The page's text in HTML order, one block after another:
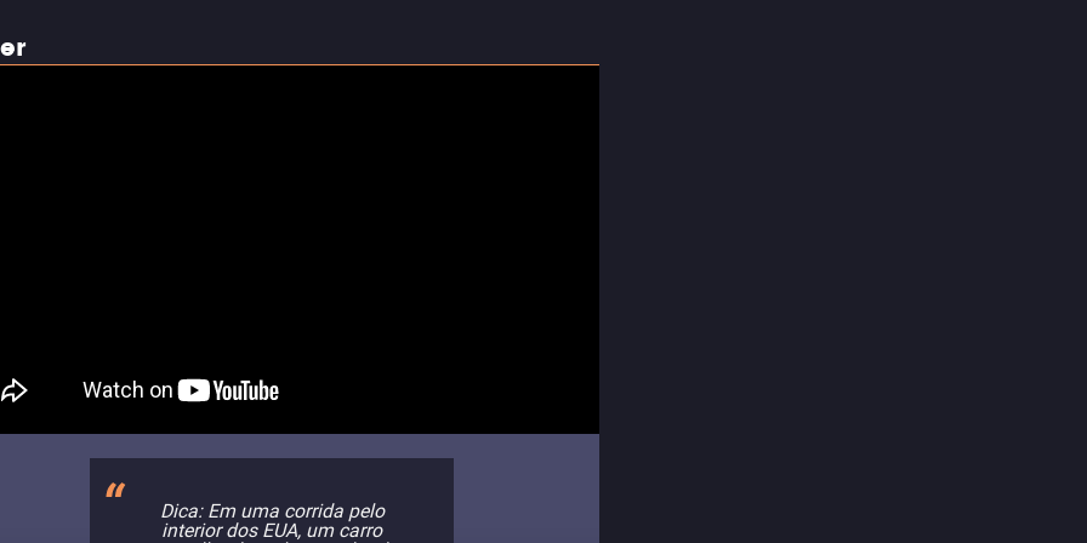
Dica: Em uma corrida pelo
interior dos EUA, um carro